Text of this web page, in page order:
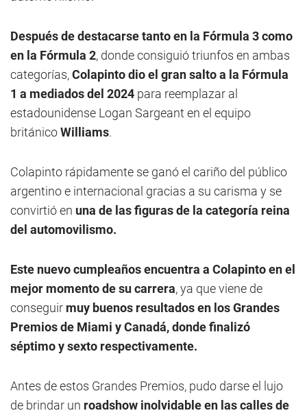
Después de destacarse tanto en la Fórmula 3 como
en la Fórmula 2, donde consiguió triunfos en ambas
categorías,Colapinto dio el gran salto a la Fórmula
1 a mediados del 2024 para reemplazar al
estadounidense Logan Sargeant en el equipo
británicoWilliams.
Colapinto rápidamente se ganó el cariño del público
argentino e internacional gracias a su carisma y se
convirtió en una de las figuras de la categoría reina
del automovilismo.
Este nuevo cumpleaños encuentra a Colapinto en el
mejor momento de su carrera, ya que viene de
conseguir muy buenos resultados en los Grandes
Premios de Miami y Canadá, donde finalizó
séptimo y sexto respectivamente.
Antes de estos Grandes Premios, pudo darse el lujo
de brindar un roadshow inolvidable en las calles de